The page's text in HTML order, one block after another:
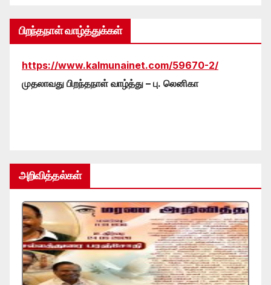
பிறந்தநாள் வாழ்த்துக்கள்
https://www.kalmunainet.com/59670-2/
முதலாவது பிறந்தநாள் வாழ்த்து – பு. லெனிகா
அறிவித்தல்கள்